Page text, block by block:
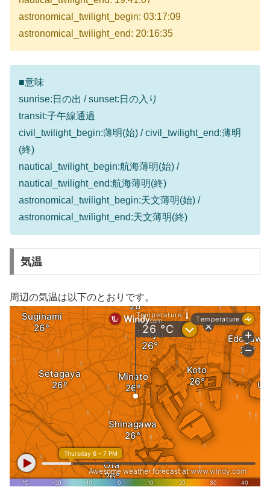
astronomical_twilight_begin: 03:17:09
astronomical_twilight_end: 20:16:35
■意味
sunrise:日の出 / sunset:日の入り
transit:子午線通過
civil_twilight_begin:薄明(始) / civil_twilight_end:薄明
(終)
nautical_twilight_begin:航海薄明(始) /
nautical_twilight_end:航海薄明(終)
astronomical_twilight_begin:天文薄明(始) /
astronomical_twilight_end:天文薄明(終)
気温
周辺の気温は以下のとおりです。